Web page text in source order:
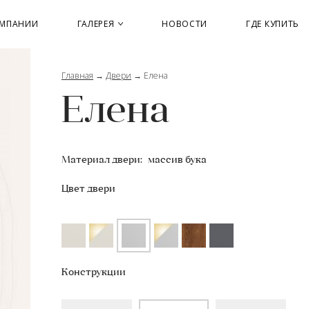
ГАЛЕРЕЯ НОВОСТИ ГДЕ КУПИТЬ
Главная → Двери → Елена
Елена
Материал двери: массив бука
Конструкции
Цвет двери